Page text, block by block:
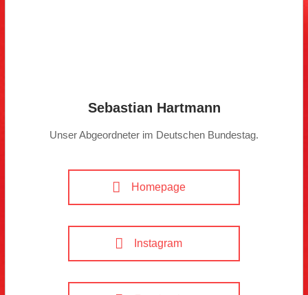
Sebastian Hartmann
Unser Abgeordneter im Deutschen Bundestag.
Homepage
Instagram